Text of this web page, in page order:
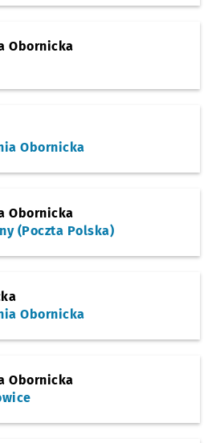
Obornicka
Obornicka
Obornicka
(Poczta Polska)
Obornicka
Obornicka